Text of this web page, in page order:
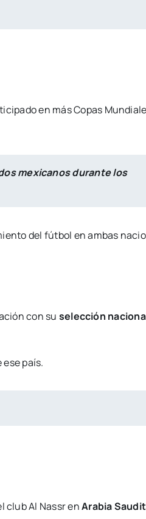
en más Copas
mexicanos durante los
del fútbol en ambas
con su selección
país.
club Al Nassr enArabia